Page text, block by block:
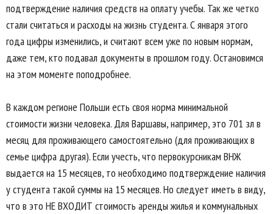
подтверждение наличия средств на оплату учебы. Так же четко
стали считаться и расходы на жизнь студента. С января этого
года цифры изменились, и считают всем уже по новым нормам,
даже тем, кто подавал документы в прошлом году. Остановимся
на этом моменте поподробнее.
В каждом регионе Польши есть своя норма минимальной
стоимости жизни человека. Для Варшавы, например, это 701 зл в
месяц для проживающего самостоятельно (для проживающих в
семье цифра другая). Если учесть, что первокурсникам ВНЖ
выдается на 15 месяцев, то необходимо подтверждение наличия
у студента такой суммы на 15 месяцев. Но следует иметь в виду,
что в это НЕ ВХОДИТ стоимость аренды жилья и коммунальных